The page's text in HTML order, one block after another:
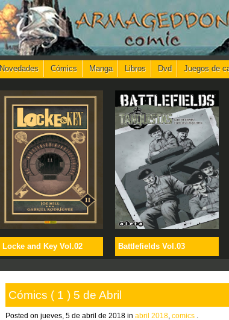
Novedades Cómics Manga Libros Dvd Juegos de
Locke and Key Vol.02 Battlefields Vol.03
Cómics ( 1 ) 5 de Abril
Posted on jueves, 5 de abril de 2018 in abril 2018 comics